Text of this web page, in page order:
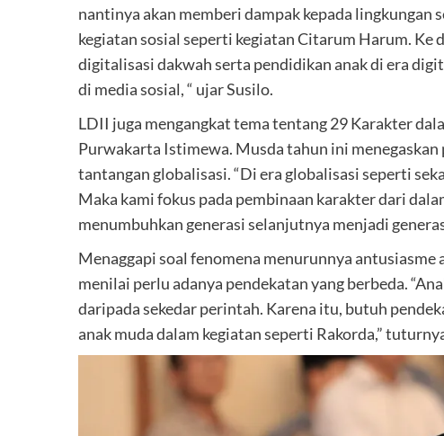
nantinya akan memberi dampak kepada
kegiatan sosial seperti kegiatan Citarum Harum. Ke
digitalisasi dakwah serta pendidikan anak di era
di media sosial, “ ujar Susilo.
LDII juga mengangkat tema tentang 29 Karakter
Purwakarta Istimewa. Musda tahun ini
tantangan globalisasi. “Di era globalisasi seperti
Maka kami fokus pada pembinaan karakter dari
menumbuhkan generasi selanjutnya menjadi
Menaggapi soal fenomena menurunnya antusiasme
menilai perlu adanya pendekatan yang berbeda.
daripada sekedar perintah. Karena itu, butuh
anak muda dalam kegiatan seperti Rakorda,”